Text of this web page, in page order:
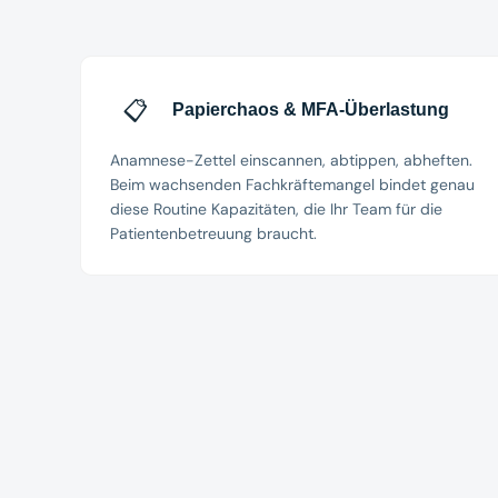
📋 Papierchaos & MFA-Überlastung
Anamnese-Zettel einscannen, abtippen, abheften.
Beim wachsenden Fachkräftemangel bindet genau
diese Routine Kapazitäten, die Ihr Team für die
Patientenbetreuung braucht.